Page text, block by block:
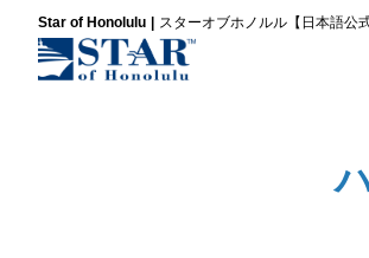
Star of Honolulu スターオブホノルル【日本語公